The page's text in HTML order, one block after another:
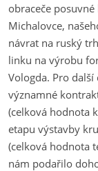
obraceče
Michalovce,
návrat na ruský
linku na výrobu
Vologda. Pro
významné
(celková hodnota
etapu výstavby
(celková hodnota
nám podařilo